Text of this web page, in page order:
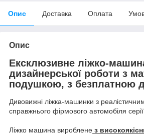
Опис Доставка Оплата
Опис
Ексклюзивне ліжко-
дизайнерської роботи з
подушкою, з безплатною
Дивовижні ліжка-машинки з
справжнього фірмового автомобіля
Ліжко машина вироблене з